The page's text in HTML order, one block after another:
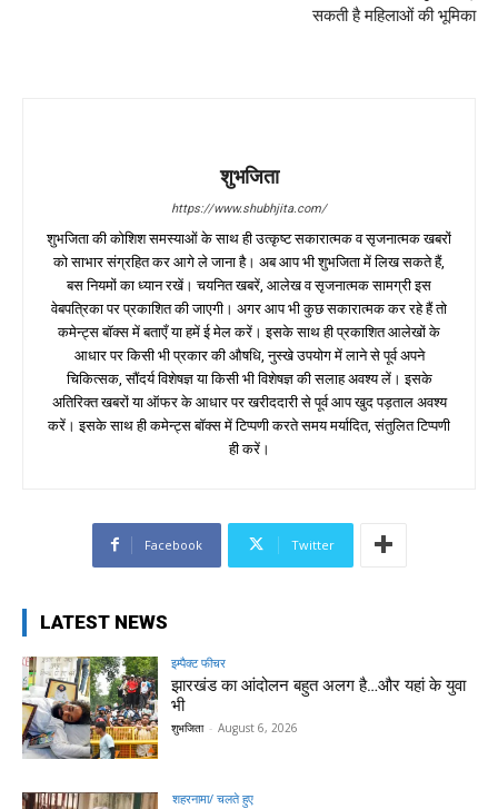
सकती है महिलाओं की भूमिका
शुभजिता
https://www.shubhjita.com/
शुभजिता की कोशिश समस्याओं के साथ ही उत्कृष्ट सकारात्मक व सृजनात्मक खबरों
को साभार संग्रहित कर आगे ले जाना है। अब आप भी शुभजिता में लिख सकते हैं,
बस नियमों का ध्यान रखें। चयनित खबरें, आलेख व सृजनात्मक सामग्री इस
वेबपत्रिका पर प्रकाशित की जाएगी। अगर आप भी कुछ सकारात्मक कर रहे हैं तो
कमेन्ट्स बॉक्स में बताएँ या हमें ई मेल करें। इसके साथ ही प्रकाशित आलेखों के
आधार पर किसी भी प्रकार की औषधि, नुस्खे उपयोग में लाने से पूर्व अपने
चिकित्सक, सौंदर्य विशेषज्ञ या किसी भी विशेषज्ञ की सलाह अवश्य लें। इसके
अतिरिक्त खबरों या ऑफर के आधार पर खरीददारी से पूर्व आप खुद पड़ताल अवश्य
करें। इसके साथ ही कमेन्ट्स बॉक्स में टिप्पणी करते समय मर्यादित, संतुलित टिप्पणी
ही करें।
Facebook Twitter
LATEST NEWS
इम्पैक्ट फीचर
झारखंड का आंदोलन बहुत अलग है…और यहां के युवा
भी
शुभजिता - August 6, 2026
शहरनामा/ चलते हुए